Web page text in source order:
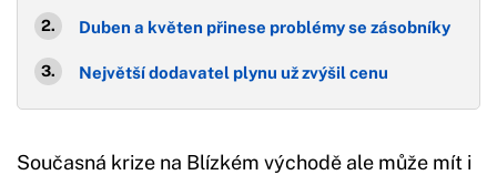
Duben a květen přinese problémy se zásobníky
Největší dodavatel plynu už zvýšil cenu
Současná krize na Blízkém východě ale může mít i